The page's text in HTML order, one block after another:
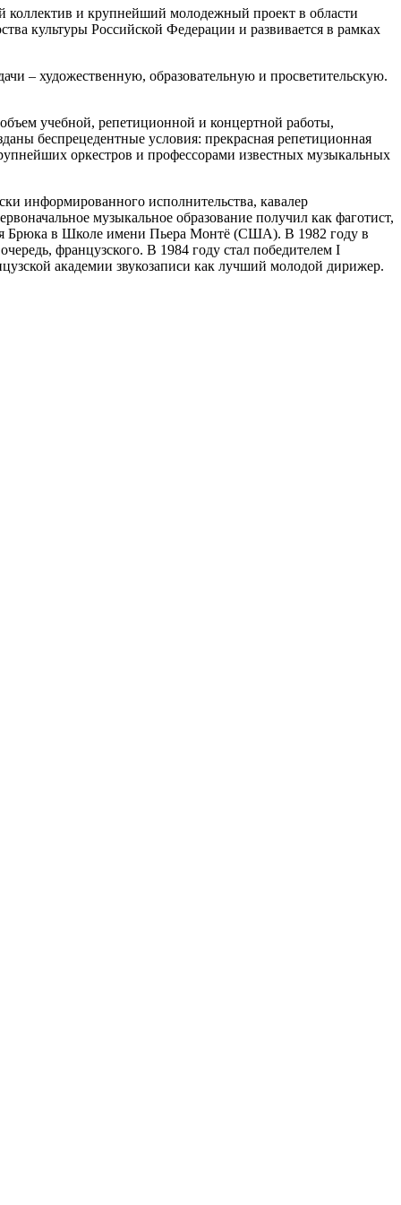
и крупнейший молодежный проект в области
культуры Российской Федерации и развивается в рамках
– художественную, образовательную и просветительскую.
учебной, репетиционной и концертной работы,
беспрецедентные условия: прекрасная репетиционная
оркестров и профессорами известных музыкальных
информированного исполнительства, кавалер
музыкальное образование получил как фаготист,
Брюка в Школе имени Пьера Монтё (США). В 1982 году в
французского. В 1984 году стал победителем I
академии звукозаписи как лучший молодой дирижер.